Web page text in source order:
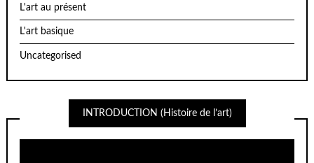
L'art au présent
L'art basique
Uncategorised
INTRODUCTION (Histoire de l’art)